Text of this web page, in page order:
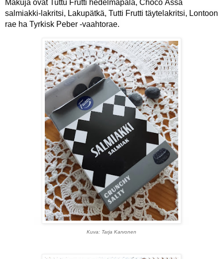
Makuja ovat Tuttu Frutti hedelmäpala, Choco Ässä
salmiakki-lakritsi, Lakupätkä, Tutti Frutti täytelakritsi, Lontoon
rae ha Tyrkisk Peber -vaahtorae.
Kuva: Tarja Karvonen